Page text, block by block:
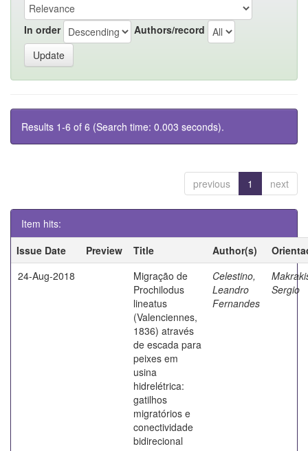
In order Authors/record
Results 1-6 of 6 (Search time: 0.003 seconds).
previous 1 next
Item hits:
Issue Date
Preview Title Author(s)
24-Aug-2018
Migração de
Prochilodus
lineatus
(Valenciennes,
1836) através
de escada para
peixes em
usina
hidrelétrica:
gatilhos
migratórios e
conectividade
bidirecional
Celestino,
Leandro
Fernandes
Sergio